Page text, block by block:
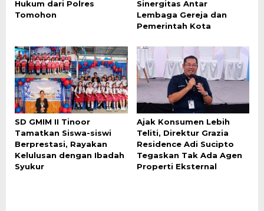
Hukum dari Polres
Tomohon
Sinergitas Antar
Lembaga Gereja dan
Pemerintah Kota
SD GMIM II Tinoor
Tamatkan Siswa-siswi
Berprestasi, Rayakan
Kelulusan dengan Ibadah
Syukur
Ajak Konsumen Lebih
Teliti, Direktur Grazia
Residence Adi Sucipto
Tegaskan Tak Ada Agen
Properti Eksternal